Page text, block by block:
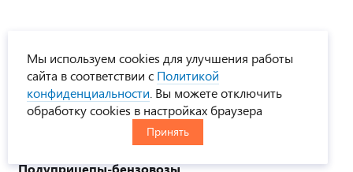
ОТВЕТЫ НА ЧАСТЫЕ
ВОПРОСЫ
Полуприцепы-бензовозы
Мы используем cookies для улучшения работы
сайта в соответствии с Политикой
конфиденциальности . Вы можете отключить
обработку cookies в настройках браузера
Принять